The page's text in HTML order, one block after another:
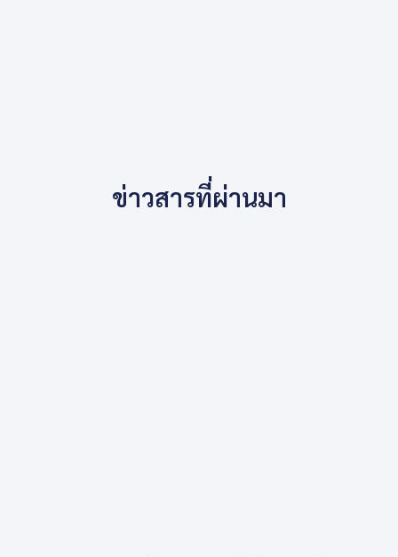
ข่าวสารที่ผ่านมา